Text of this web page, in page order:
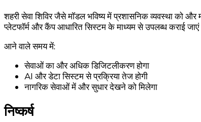
शहरी सेवा शिविर जैसे मॉडल भविष्य में प्रशासनिक व्यवस्था को
प्लेटफॉर्म और कैंप आधारित सिस्टम के माध्यम से उपलब्ध कराई
आने वाले समय में:
सेवाओं का और अधिक डिजिटलीकरण होगा
AI और डेटा सिस्टम से प्रक्रिया तेज होगी
नागरिक सेवाओं में और सुधार देखने को मिलेगा
निष्कर्ष